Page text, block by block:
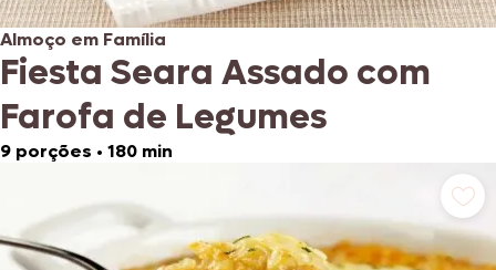
Almoço em Família
Fiesta Seara Assado com
Farofa de Legumes
9 porções • 180 min